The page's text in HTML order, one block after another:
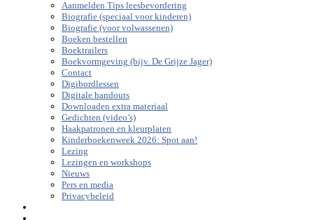
Aanmelden Tips leesbevordering
Biografie (speciaal voor kinderen)
Biografie (voor volwassenen)
Boeken bestellen
Boektrailers
Boekvormgeving (bijv. De Grijze Jager)
Contact
Digibordlessen
Digitale handouts
Downloaden extra materiaal
Gedichten (video’s)
Haakpatronen en kleurplaten
Kinderboekenweek 2026: Spot aan!
Lezing
Lezingen en workshops
Nieuws
Pers en media
Privacybeleid